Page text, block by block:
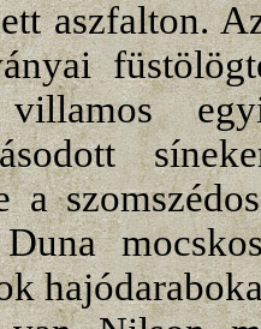
aszfalton.
a